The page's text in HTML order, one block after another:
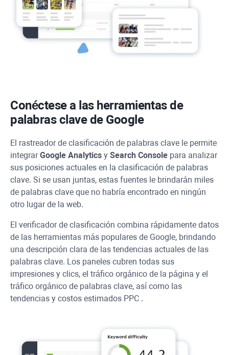
Conéctese a las herramientas de
palabras clave de Google
El rastreador de clasificación de palabras clave le permite
integrarGoogle Analytics y Search Console para analizar
sus posiciones actuales en la clasificación de palabras
clave. Si se usan juntas, estas fuentes le brindarán miles
de palabras clave que no habría encontrado en ningún
otro lugar de la web.
El verificador de clasificación combina rápidamente datos
de las herramientas más populares de Google, brindando
una descripción clara de las tendencias actuales de las
palabras clave. Los paneles cubren todas sus
impresiones y clics, el tráfico orgánico de la página y el
tráfico orgánico de palabras clave, así como las
tendencias y costos estimados PPC .